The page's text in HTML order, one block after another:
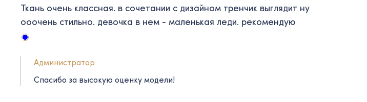
Ткань очень классная. в сочетании с дизайном тренчик выглядит ну
ооочень стильно. девочка в нем - маленькая леди. рекомендую
Администратор
Спасибо за высокую оценку модели!